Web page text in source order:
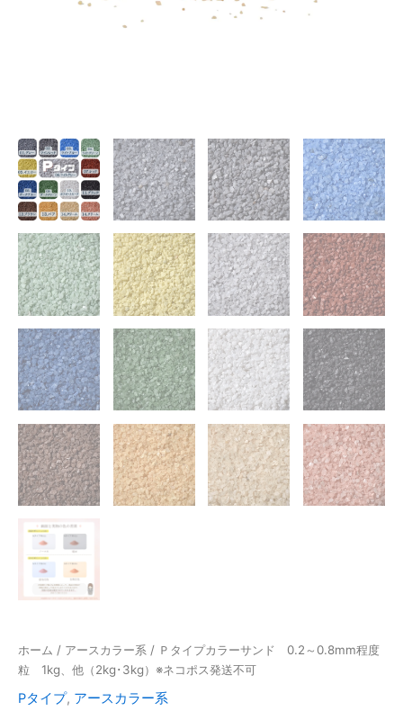
ホーム / アースカラー系 / Ｐタイプカラーサンド 0.2～0.8mm程度
粒 1kg、他（2kg･3kg）※ネコポス発送不可
Pタイプ, アースカラー系